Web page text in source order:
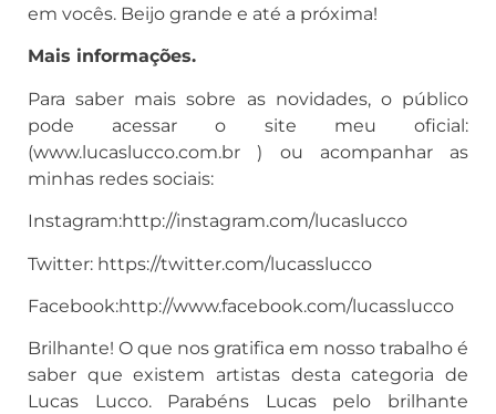
em vocês. Beijo grande e até a próxima!
Mais informações.
Para saber mais sobre as novidades, o público
pode acessar o site meu oficial:
(www.lucaslucco.com.br ) ou acompanhar as
minhas redes sociais:
Instagram:http://instagram.com/lucaslucco
Twitter: https://twitter.com/lucasslucco
Facebook:http://www.facebook.com/lucasslucco
Brilhante! O que nos gratifica em nosso trabalho é
saber que existem artistas desta categoria de
Lucas Lucco. Parabéns Lucas pelo brilhante